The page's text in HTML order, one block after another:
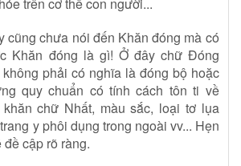
cũng chưa nói đến Khăn đóng mà có
Khăn đóng là gì! Ở đây chữ Đóng
phải có nghĩa là đóng bộ hoặc
quy chuẩn có tính cách tôn ti về
chữ Nhất, màu sắc, loại tơ lụa
y phôi dụng trong ngoài vv... Hẹn
cập rõ ràng.